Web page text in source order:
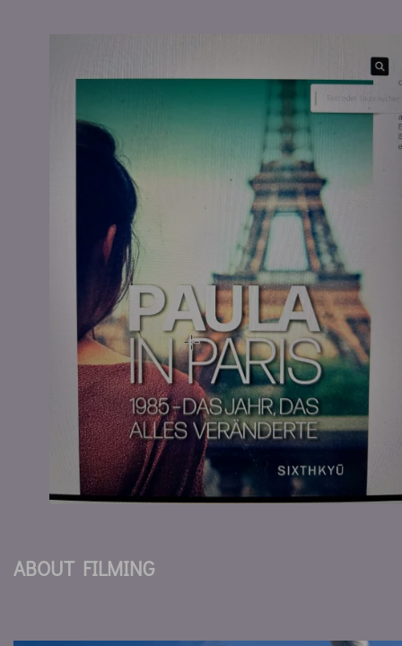
ABOUT FILMING